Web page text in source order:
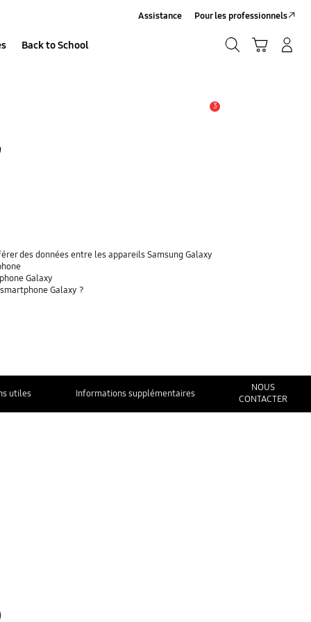
Back to School
Assistance Pour les professionnels
3
des données entre les appareils Samsung Galaxy
Galaxy
Galaxy ?
utiles Informations supplémentaires
NOUS
CONTACTER